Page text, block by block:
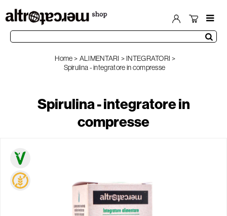
Home ALIMENTARI
INTEGRATORI
Spirulina - integratore in compresse
Spirulina - integratore in
compresse